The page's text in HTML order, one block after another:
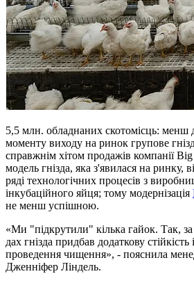
5,5 млн. обладнаних скотомісць: менш
моменту виходу на ринок групове
справжнім хітом продажів компанії
модель гнізда, яка з'явилася на ринку,
ряді технологічних процесів з
інкубаційного яйця; тому модернізація
не менш успішною.
«Ми "підкрутили" кілька гайок. Так,
дах гнізда придбав додаткову стійкість
проведення чищення», - пояснила
Дженніфер Ліндель.